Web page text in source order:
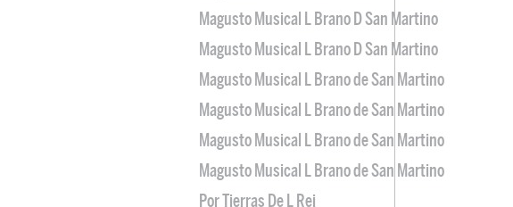
Magusto Musical L Brano D San Martino
Magusto Musical L Brano D San Martino
Magusto Musical L Brano de San Martino
Magusto Musical L Brano de San Martino
Magusto Musical L Brano de San Martino
Magusto Musical L Brano de San Martino
Por Tierras De L Rei